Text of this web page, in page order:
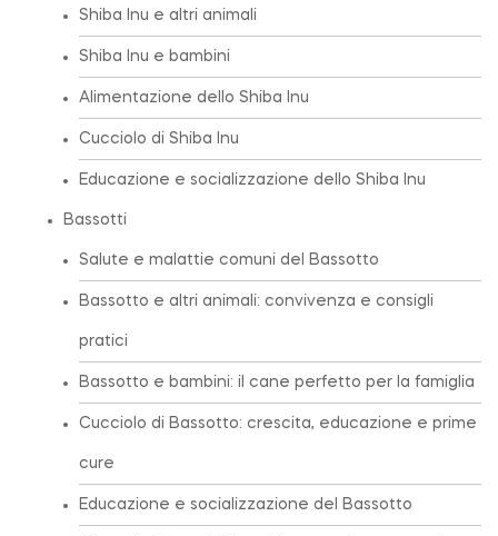
Shiba Inu e altri animali
Shiba Inu e bambini
Alimentazione dello Shiba Inu
Cucciolo di Shiba Inu
Educazione e socializzazione dello Shiba Inu
Bassotti
Salute e malattie comuni del Bassotto
Bassotto e altri animali: convivenza e consigli
pratici
Bassotto e bambini: il cane perfetto per la famiglia
Cucciolo di Bassotto: crescita, educazione e prime
cure
Educazione e socializzazione del Bassotto